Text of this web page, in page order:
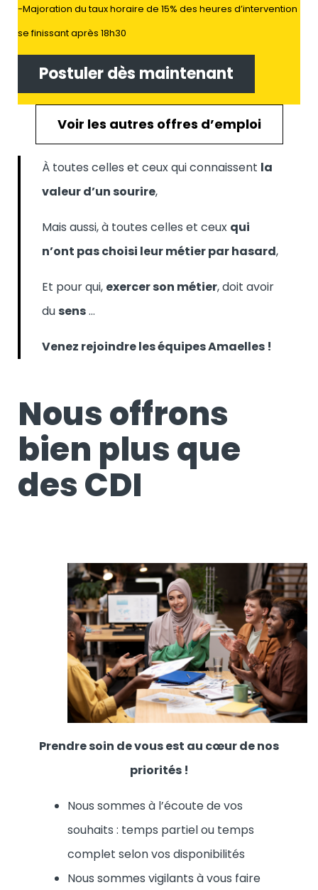
-Majoration du taux horaire de 15% des heures d’intervention
se finissant après 18h30
Postuler dès maintenant
Voir les autres offres d’emploi
À toutes celles et ceux qui connaissent la
valeur d’un sourire,
Mais aussi, à toutes celles et ceux qui
n’ont pas choisi leur métier par hasard,
Et pour qui, exercer son métier, doit avoir
du sens…
Venez rejoindre les équipes Amaelles !
Nous offrons
bien plus que
des CDI
Prendre soin de vous est au cœur de nos
priorités !
Nous sommes à l’écoute de vos
souhaits : temps partiel ou temps
complet selon vos disponibilités
Nous sommes vigilants à vous faire